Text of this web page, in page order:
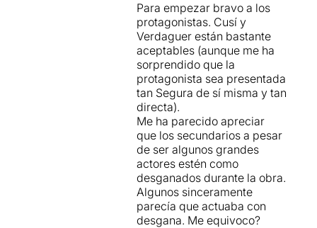
Para empezar bravo a los
protagonistas. Cusí y
Verdaguer están bastante
aceptables (aunque me ha
sorprendido que la
protagonista sea presentada
tan Segura de sí misma y tan
directa).
Me ha parecido apreciar
que los secundarios a pesar
de ser algunos grandes
actores estén como
desganados durante la obra.
Algunos sinceramente
parecía que actuaba con
desgana. Me equivoco?